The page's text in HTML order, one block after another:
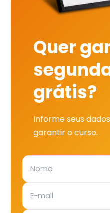
Quer
grátis?
Informe seus
garantir o curso.